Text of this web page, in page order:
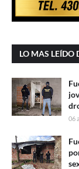
LO MAS LEÍDO
06